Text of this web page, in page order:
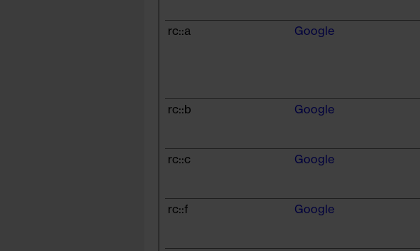
rc::a
Google
rc::b Google
rc::c
Google
rc::f
Google